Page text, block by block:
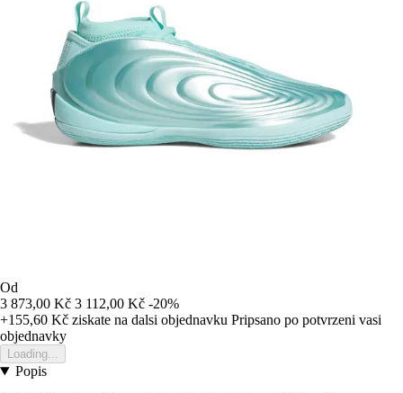
Od
3 873,00 Kč 3 112,00 Kč -20%
+155,60 Kč ziskate na dalsi objednavku Pripsano po potvrzeni vasi
objednavky
Loading...
Popis